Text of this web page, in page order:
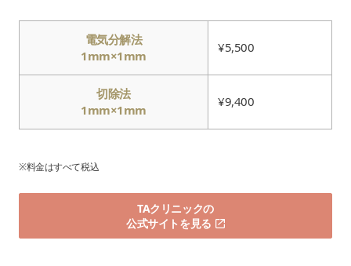
電気分解法
1mm×1mm
¥5,500
切除法
1mm×1mm
¥9,400
※料金はすべて税込
TAクリニックの
公式サイトを見る